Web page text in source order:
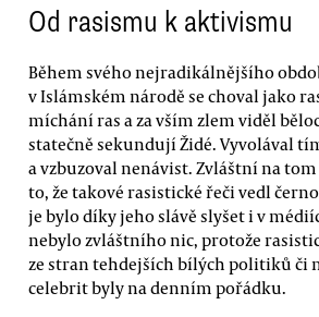
Od rasismu k aktivismu
Během svého nejradikálnějšího
v Islámském národě se choval jako
míchání ras a za vším zlem viděl
statečně sekundují Židé. Vyvolával
a vzbuzoval nenávist. Zvláštní na
to, že takové rasistické řeči vedl
je bylo díky jeho slávě slyšet i v
nebylo zvláštního nic, protože
ze stran tehdejších bílých politiků či
celebrit byly na denním pořádku.